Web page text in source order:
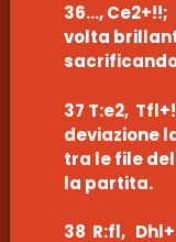
36…,
volta
37 T:e2,
deviazione
tra le file
la partita.
38 R:fl,